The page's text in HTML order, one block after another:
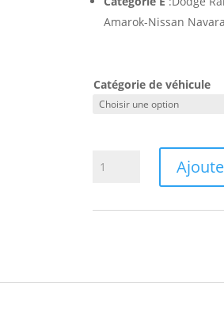
Amarok-Nissan Navara
Catégorie de véhicule
des
couches